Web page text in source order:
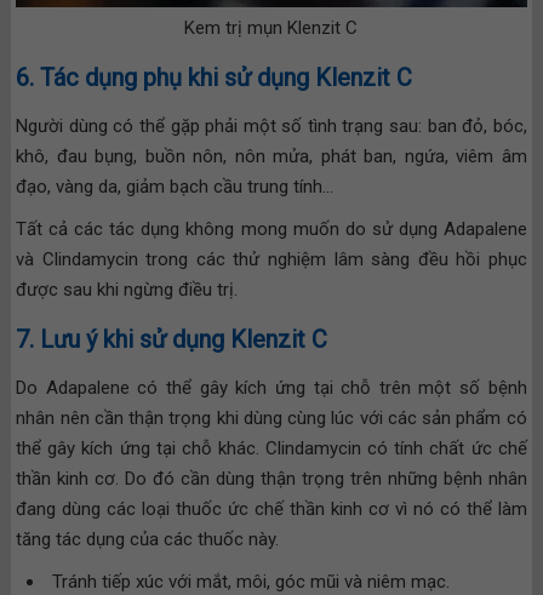
Kem trị mụn Klenzit C
6. Tác dụng phụ khi sử dụng Klenzit C
Người dùng có thể gặp phải một số tình trạng sau: ban đỏ, bóc,
khô, đau bụng, buồn nôn, nôn mửa, phát ban, ngứa, viêm âm
đạo, vàng da, giảm bạch cầu trung tính…
Tất cả các tác dụng không mong muốn do sử dụng Adapalene
và Clindamycin trong các thử nghiệm lâm sàng đều hồi phục
được sau khi ngừng điều trị.
7. Lưu ý khi sử dụng Klenzit C
Do Adapalene có thể gây kích ứng tại chỗ trên một số bệnh
nhân nên cần thận trọng khi dùng cùng lúc với các sản phẩm có
thể gây kích ứng tại chỗ khác. Clindamycin có tính chất ức chế
thần kinh cơ. Do đó cần dùng thận trọng trên những bệnh nhân
đang dùng các loại thuốc ức chế thần kinh cơ vì nó có thể làm
tăng tác dụng của các thuốc này.
Tránh tiếp xúc với mắt, môi, góc mũi và niêm mạc.